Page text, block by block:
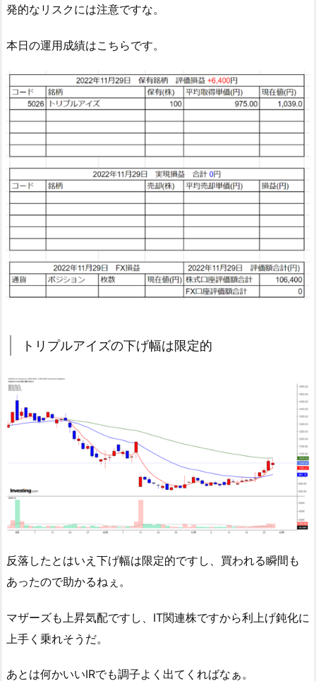
発的なリスクには注意ですな。
本日の運用成績はこちらです。
トリプルアイズの下げ幅は限定的
反落したとはいえ下げ幅は限定的ですし、買われる瞬間も
あったので助かるねぇ。
マザーズも上昇気配ですし、IT関連株ですから利上げ鈍化に
上手く乗れそうだ。
あとは何かいいIRでも調子よく出てくればなぁ。